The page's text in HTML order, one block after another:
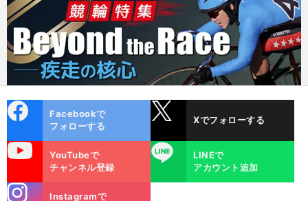
ok
Facebookで
フォローする
Xでフォローする
YouTubeで
チャンネル登録
LINE
LINEで
アカウント追加
Instagramで